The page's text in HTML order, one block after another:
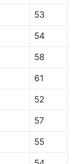
53
54
58
61
52
57
55